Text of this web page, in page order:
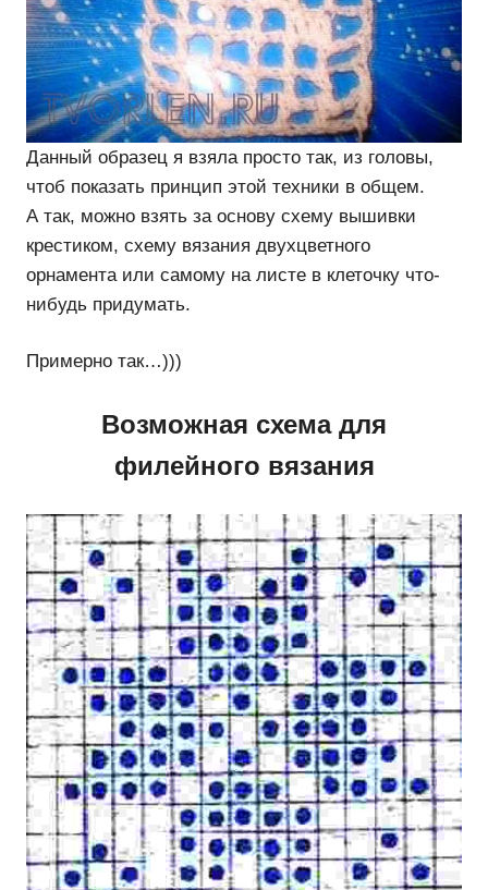
Данный образец я взяла просто так, из головы,
чтоб показать принцип этой техники в общем.
А так, можно взять за основу схему вышивки
крестиком, схему вязания двухцветного
орнамента или самому на листе в клеточку что-
нибудь придумать.
Примерно так…)))
Возможная схема для
филейного вязания